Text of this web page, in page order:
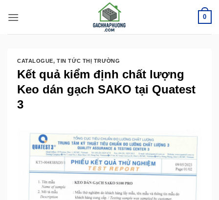
qua
nội
0
CATALOGUE,TIN TỨC THỊ TRƯỜNG
Kết quả kiểm định chất lượng
Keo dán gạch SAKO tại Quatest
3